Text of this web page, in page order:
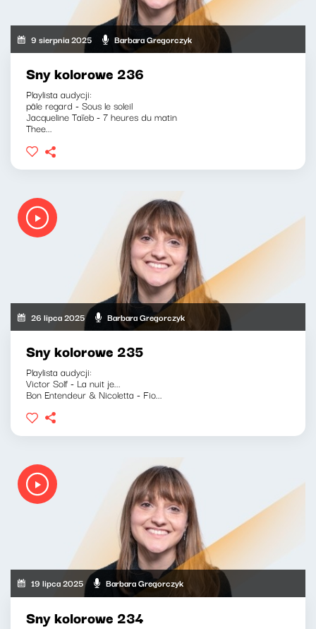
9 sierpnia 2025 Barbara Gregorczyk
Sny kolorowe 236
Playlista audycji:
pâle regard - Sous le soleil
Jacqueline Taïeb - 7 heures du matin
Thee...
26 lipca 2025 Barbara Gregorczyk
Sny kolorowe 235
Playlista audycji:
Victor Solf - La nuit je...
Bon Entendeur & Nicoletta - Fio...
19 lipca 2025 Barbara Gregorczyk
Sny kolorowe 234